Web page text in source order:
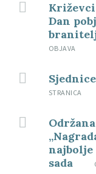
Dan
OBJAVA
STRANICA
sada